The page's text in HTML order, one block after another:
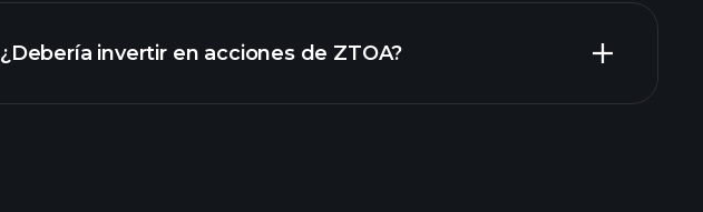
¿Debería invertir en acciones de ZTOA?